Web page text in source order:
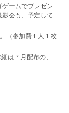
ームでプレゼン
影会も、予定して
（参加費１人１枚
は７月配布の、